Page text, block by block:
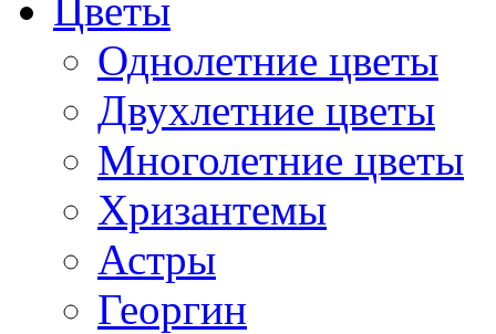
Цветы
Однолетние цветы
Двухлетние цветы
Многолетние цветы
Хризантемы
Астры
Георгин